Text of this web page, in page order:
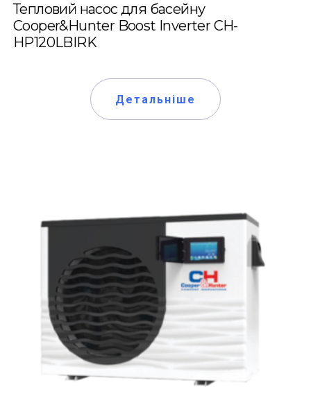
Тепловий насос для басейну
Cooper&Hunter Boost Inverter CH-
HP120LBIRK
Детальніше